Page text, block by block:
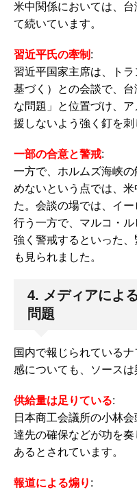
米中関係においては、
て続いています。
習近平氏の牽制 :
習近平国家主席は、ト
基づく）との会談で、
な問題」と位置づけ、
援しないよう強く釘を刺
一部の合意と警戒:
一方で、ホルムズ海峡
めないという点では、
た。会談の場では、イ
行う一方で、マルコ・
強く警戒するといった
も見られました。
4. メディアによ
問題
国内で報じられている
感についても、ソースは
供給量は足りている:
日本商工会議所の小林
達先の確保などが功を
あるとされています。
報道による煽り :